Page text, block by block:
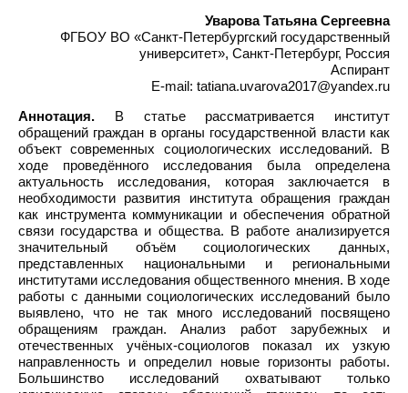
Уварова Татьяна Сергеевна
ФГБОУ ВО «Санкт-Петербургский государственный
университет», Санкт-Петербург, Россия
Аспирант
E-mail: tatiana.uvarova2017@yandex.ru
Аннотация. В статье рассматривается институт
обращений граждан в органы государственной власти как
объект современных социологических исследований. В
ходе проведённого исследования была определена
актуальность исследования, которая заключается в
необходимости развития института обращения граждан
как инструмента коммуникации и обеспечения обратной
связи государства и общества. В работе анализируется
значительный объём социологических данных,
представленных национальными и региональными
институтами исследования общественного мнения. В ходе
работы с данными социологических исследований было
выявлено, что не так много исследований посвящено
обращениям граждан. Анализ работ зарубежных и
отечественных учёных-социологов показал их узкую
направленность и определил новые горизонты работы.
Большинство исследований охватывают только